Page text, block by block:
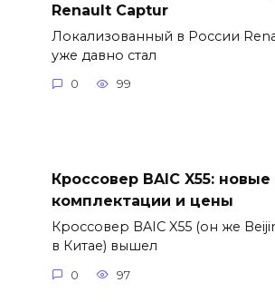
Renault Captur
Локализованный в России
уже давно стал
0 99
Кроссовер BAIC X55: новые
комплектации и цены
Кроссовер BAIC X55 (он же
в Китае) вышел
0 97